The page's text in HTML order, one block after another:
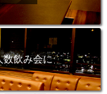
数飲み会に